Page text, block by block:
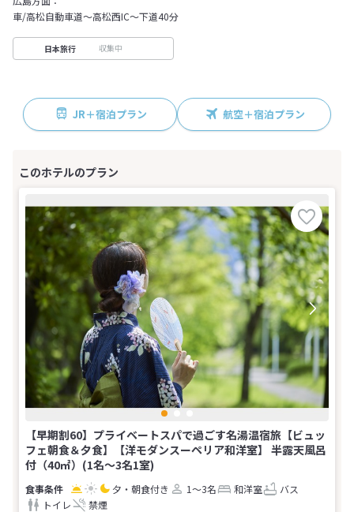
車/高松自動車道～高松西IC～下道40分
日本旅行 収集中
JR＋宿泊プラン 航空＋宿泊プラン
【早期割60】プライベートスパで過ごす名湯温宿旅【ビュッ
フェ朝食＆夕食】【洋モダンスーペリア和洋室】 半露天風呂
付（40㎡）(1名～3名1室)
夕・朝食付き 1～3名 和洋室
バス
トイレ
禁煙